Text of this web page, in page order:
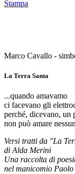
Stampa
Marco Cavallo -
La Terra Santa
...quando amavamo
ci facevano gli
perché, dicevano, un
non può amare
Versi tratti da "La
di Alda Merini
Una raccolta di
nel manicomio